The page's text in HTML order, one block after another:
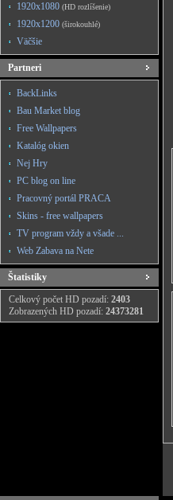
1920x1080 (HD rozlíšenie)
1920x1200 (širokouhlé)
Väčšie
Partneri
BackLinks
Bau Market blog
Free Wallpapers
Katalóg okien
Nej Hry
PC blog on line
Pracovný portál PRACA
Skins - free wallpapers
TV program vždy a všade ...
Web Zabava na Nete
Štatistiky
Celkový počet HD pozadí: 2403
Zobrazených HD pozadí: 24373281